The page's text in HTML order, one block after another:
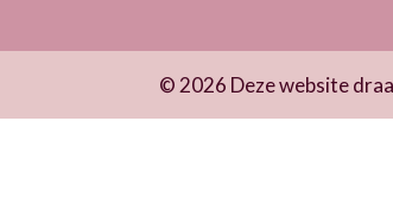
© 2026 Deze website